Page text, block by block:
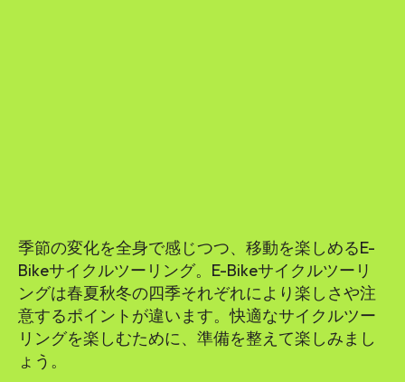
季節の変化を全身で感じつつ、移動を楽しめるE-
Bikeサイクルツーリング。E-Bikeサイクルツーリ
ングは春夏秋冬の四季それぞれにより楽しさや注
意するポイントが違います。快適なサイクルツー
リングを楽しむために、準備を整えて楽しみまし
ょう。